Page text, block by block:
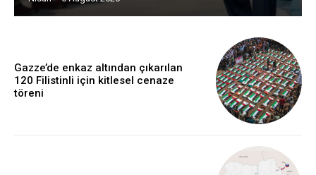
Gazze’de enkaz altından çıkarılan
120 Filistinli için kitlesel cenaze
töreni